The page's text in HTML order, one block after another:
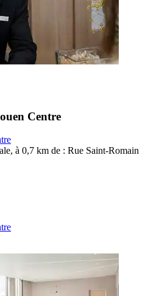
Centre
à 0,7 km de : Rue Saint-Romain